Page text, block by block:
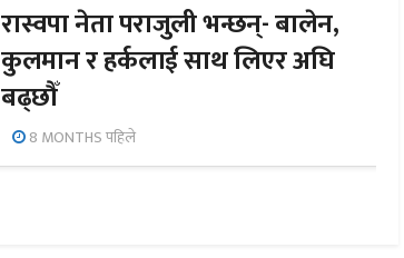
रास्वपा नेता पराजुली भन्छन्- बालेन,
कुलमान र हर्कलाई साथ लिएर अघि
बढ्छौँ
8 MONTHS पहिले